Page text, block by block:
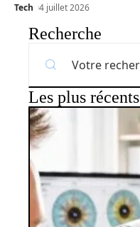
Tech 4 juillet 2026
Recherche
Les plus récents